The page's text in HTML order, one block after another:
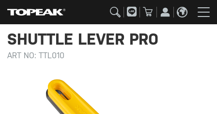
SHUTTLE LEVER PRO
ART NO: TTL010